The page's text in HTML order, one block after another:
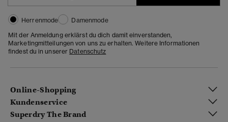
Herrenmode
Damenmode
Mit der Anmeldung erklärst du dich damit einverstanden,
Marketingmitteilungen von uns zu erhalten. Weitere Informationen
findest du in unserer Datenschutz
Online-Shopping
Kundenservice
Superdry The Brand